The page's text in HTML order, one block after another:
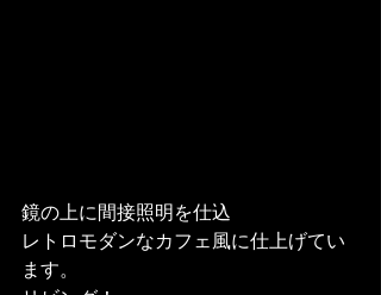
鏡の上に間接照明を仕込
レトロモダンなカフェ風に仕上げてい
ます。